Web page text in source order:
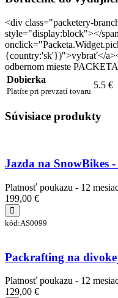
<div class="packetery-
style="display:block"></
{country:'sk'})">vybrať</
odbernom mieste PACKETA
Dobierka
Platíte pri prevzatí tovaru
5.5 €
Súvisiace produkty
Jazda na SnowBikes
Platnosť poukazu - 12
199,00 €
kód:AS0099
Packrafting na
Platnosť poukazu - 12
129,00 €